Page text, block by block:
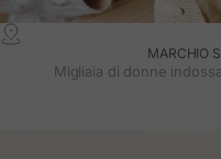
MARCHIO
Migliaia di donne